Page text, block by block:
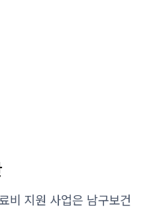
비 지원 사업은 남구보건